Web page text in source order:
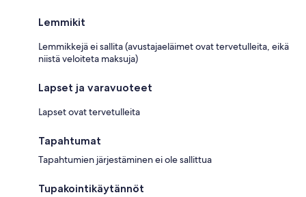
Lemmikit
Lemmikkejä ei sallita (avustajaeläimet ovat tervetulleita, eikä
niistä veloiteta maksuja)
Lapset ja varavuoteet
Lapset ovat tervetulleita
Tapahtumat
Tapahtumien järjestäminen ei ole sallittua
Tupakointikäytännöt